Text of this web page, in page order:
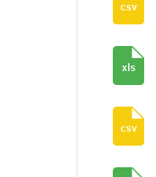
csv
xls
csv